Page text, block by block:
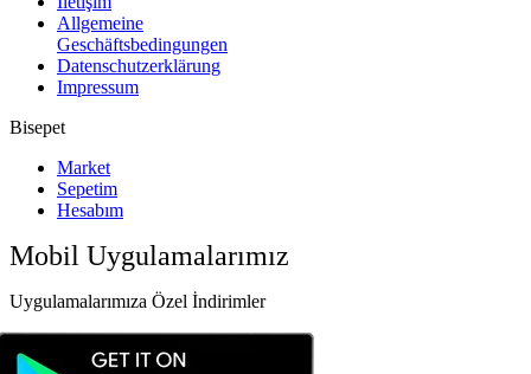
Allgemeine
Geschäftsbedingungen
Datenschutzerklärung
Impressum
Bisepet
Market
Sepetim
Hesabım
Mobil Uygulamalarımız
Uygulamalarımıza Özel İndirimler